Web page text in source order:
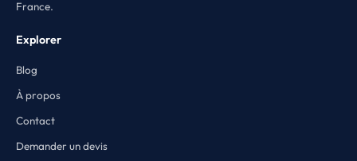
France.
Explorer
Blog
À propos
Contact
Demander un devis